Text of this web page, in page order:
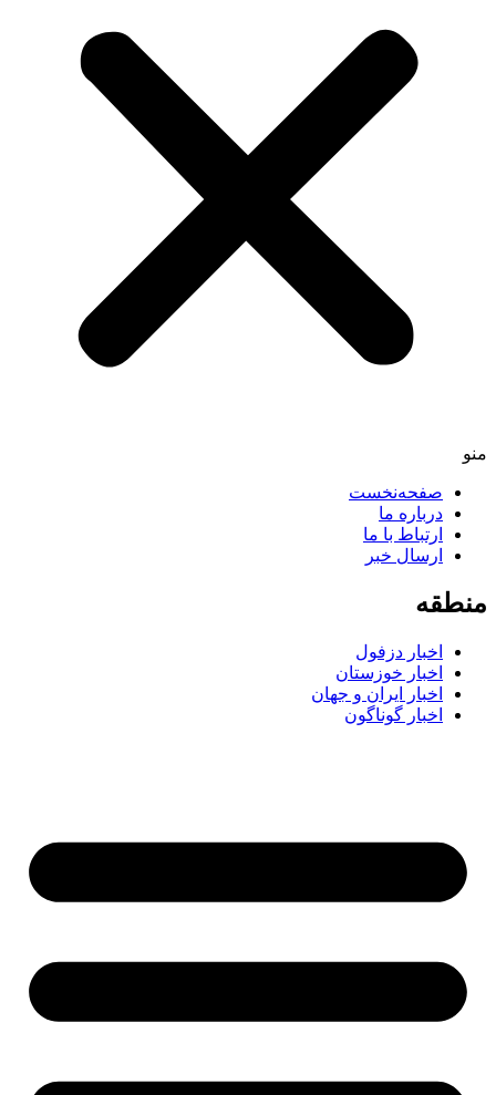
منو
صفحه‌نخست
درباره ما
ارتباط با ما
ارسال خبر
منطقه
اخبار دزفول
اخبار خوزستان
اخبار ایران و جهان
اخبار گوناگون